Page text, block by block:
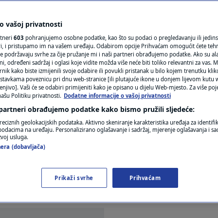
N1(DIS)INFO
FOTO
VIDEO
pa ispraznili
e-džeparoša?
Splićaninu (podaci poznati redakciji Slobodne
koji novac ne kradu iz torbi i ruksaka, već s
doznao je odmah, još dok je boravio na
vašoj privatnosti
603 pohranjujemo osobne podatke, kao što su podaci o pregledavanju ili
i pristupamo im na vašem uređaju. Odabirom opcije Prihvaćam omogućit ćete
podržavaju svrhe za čije pružanje mi i naši partneri obrađujemo podatke. Ako su
određeni sadržaj i oglasi koje vidite možda više neće biti toliko relevantni za vas.
kako biste izmijenili svoje odabire ili povukli pristanak u bilo kojem trenutku
poveznicu pri dnu web-stranice [ili plutajuće ikone u donjem lijevom kutu
Vaši će se odabiri primijeniti kako je opisano u dijelu Web-mjesto. Za više
Politiku privatnosti. Dodatne informacije o vašoj privatnosti
obrađujemo podatke kako bismo pružili sljedeće:
geolokacijskih podataka. Aktivno skeniranje karakteristika uređaja za
na uređaju. Personalizirano oglašavanje i sadržaj, mjerenje oglašavanja i
usluga.
(dobavljača)
Prikaži svrhe Prihvaćam